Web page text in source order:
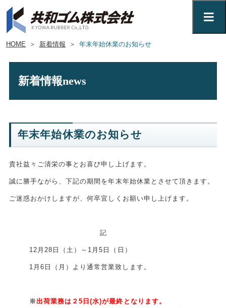
HOME ＞ 新着情報 ＞ 年末年始休業のお知らせ
新着情報news
年末年始休業のお知らせ
貴社益々ご清栄の事とお喜び申し上げます。
誠に勝手ながら、下記の期間を年末年始休業とさせて頂きます。
ご迷惑おかけしますが、何卒宜しくお願い申し上げます。
記
12月28日（土）～1月5日（日）
1月6日（月）より通常営業致します。
※出荷業務は２5日(水)が最終となります。